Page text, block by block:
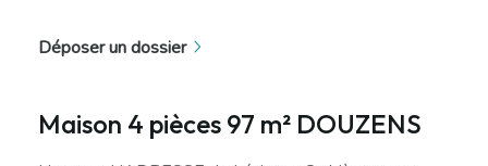
Déposer un dossier
Maison 4 pièces 97 m² DOUZENS